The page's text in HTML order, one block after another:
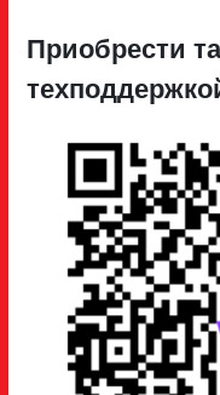
Приобрести